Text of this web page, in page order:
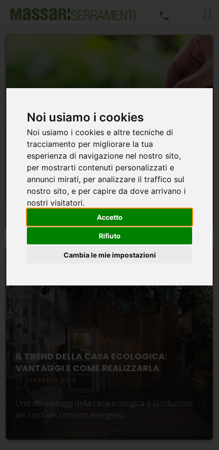
Noi usiamo i cookies
Noi usiamo i cookies e altre tecniche di
tracciamento per migliorare la tua
esperienza di navigazione nel nostro sito,
per mostrarti contenuti personalizzati e
annunci mirati, per analizzare il traffico sul
nostro sito, e per capire da dove arrivano i
nostri visitatori.
Accetto
Rifiuto
Cambia le mie impostazioni
FINANZIAMENTI PERSONALIZZATI IN 20/30
MESI A TASSO ZERO
27 FEBBRAIO 2023
Massari Serramenti c'è la possibilità di usufruire di
finanziamenti personalizzati in 20/30 mesi a Tasso
ZERO. Facendo detrazioni standard con prezzi ...
IL TREND DELLA CASA ECOLOGICA:
VANTAGGI E COME REALIZZARLA
15 FEBBRAIO 2023
Uno dei vantaggi della casa ecologica è la riduzione
dei costi dei consumi energetici